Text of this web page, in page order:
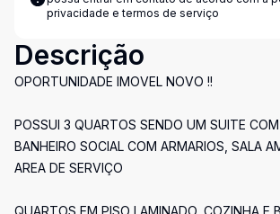
privacidade e termos de serviço
Descrição
OPORTUNIDADE IMOVEL NOVO !!
POSSUI 3 QUARTOS SENDO UM SUITE COM
BANHEIRO SOCIAL COM ARMARIOS, SALA
AREA DE SERVIÇO
QUARTOS EM PISO LAMINADO, COZINHA E